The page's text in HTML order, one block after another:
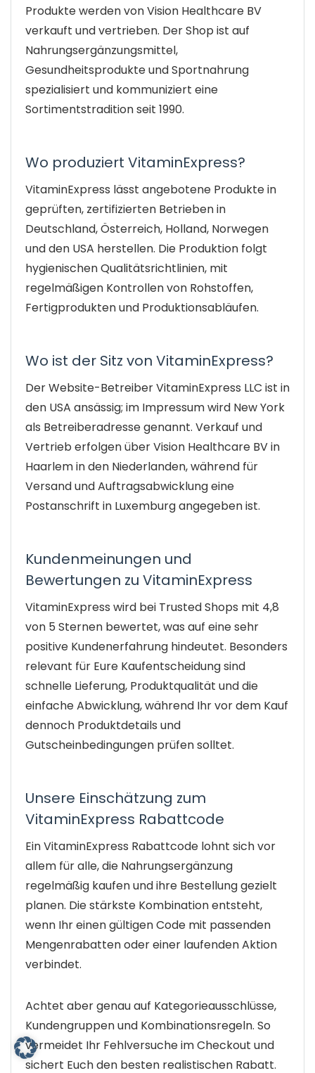
Produkte werden von Vision Healthcare BV
verkauft und vertrieben. Der Shop ist auf
Nahrungsergänzungsmittel,
Gesundheitsprodukte und Sportnahrung
spezialisiert und kommuniziert eine
Sortimentstradition seit 1990.
Wo produziert VitaminExpress?
VitaminExpress lässt angebotene Produkte in
geprüften, zertifizierten Betrieben in
Deutschland, Österreich, Holland, Norwegen
und den USA herstellen. Die Produktion folgt
hygienischen Qualitätsrichtlinien, mit
regelmäßigen Kontrollen von Rohstoffen,
Fertigprodukten und Produktionsabläufen.
Wo ist der Sitz von VitaminExpress?
Der Website-Betreiber VitaminExpress LLC ist in
den USA ansässig; im Impressum wird New York
als Betreiberadresse genannt. Verkauf und
Vertrieb erfolgen über Vision Healthcare BV in
Haarlem in den Niederlanden, während für
Versand und Auftragsabwicklung eine
Postanschrift in Luxemburg angegeben ist.
Kundenmeinungen und
Bewertungen zu VitaminExpress
VitaminExpress wird bei Trusted Shops mit 4,8
von 5 Sternen bewertet, was auf eine sehr
positive Kundenerfahrung hindeutet. Besonders
relevant für Eure Kaufentscheidung sind
schnelle Lieferung, Produktqualität und die
einfache Abwicklung, während Ihr vor dem Kauf
dennoch Produktdetails und
Gutscheinbedingungen prüfen solltet.
Unsere Einschätzung zum
VitaminExpress Rabattcode
Ein VitaminExpress Rabattcode lohnt sich vor
allem für alle, die Nahrungsergänzung
regelmäßig kaufen und ihre Bestellung gezielt
planen. Die stärkste Kombination entsteht,
wenn Ihr einen gültigen Code mit passenden
Mengenrabatten oder einer laufenden Aktion
verbindet.
Achtet aber genau auf Kategorieausschlüsse,
Kundengruppen und Kombinationsregeln. So
vermeidet Ihr Fehlversuche im Checkout und
sichert Euch den besten realistischen Rabatt.